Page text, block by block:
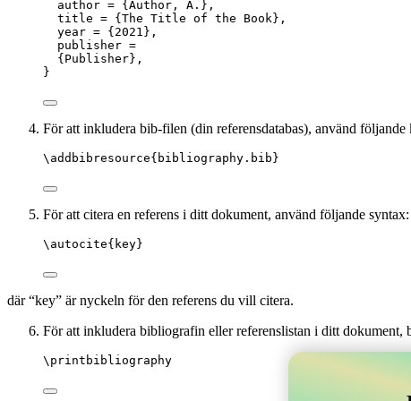
author = {Author, A.},
title = {The Title of the Book},
year = {2021},
publisher =
{Publisher},
}
För att inkludera bib-filen (din referensdatabas), använd
\addbibresource{bibliography.bib}
För att citera en referens i ditt dokument, använd följande syntax:
\autocite{ key}
där “key” är nyckeln för den referens du vill citera.
För att inkludera bibliografin eller referenslistan i ditt
\printbibliography